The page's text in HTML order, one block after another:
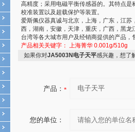
高精度；采用电磁平衡传感器的。其特点
校准装置以及超载保护等装置。
爱斯佩仪器真诚与北京，上海，广东，江
西，湖南，安徽，天津，重庆，广西，黑
台湾等各大城市用户及经销商提供的产品，
产品相关关键字： 上海菁华 0.001g/510g
如果你对JA5003N电子天平感兴趣，想了
产品：
您的单位：